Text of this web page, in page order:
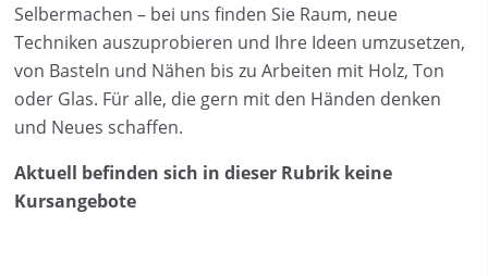
Selbermachen – bei uns finden Sie Raum, neue
Techniken auszuprobieren und Ihre Ideen umzusetzen,
von Basteln und Nähen bis zu Arbeiten mit Holz, Ton
oder Glas. Für alle, die gern mit den Händen denken
und Neues schaffen.
Aktuell befinden sich in dieser Rubrik keine
Kursangebote